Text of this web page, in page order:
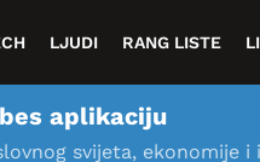
LJUDI RANG LISTE
aplikaciju
svijeta, ekonomije